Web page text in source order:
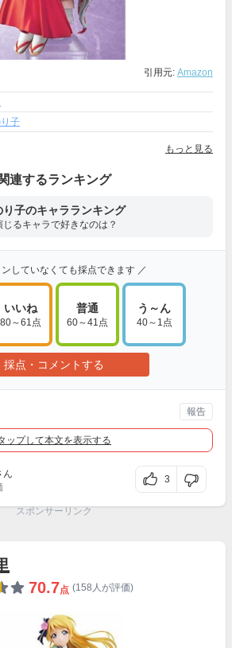
引用元: Amazon
子
もっと見る
連するランキング
子のキャラランキング
じるキャラで好きなのは？
していなくても採点できます ／
いいね
80～61点
普通
60～41点
う～ん
40～1点
採点・コメントする
ップして本文を表示する
ん
3
報告
スポンサーリンク
70.7点 (158人が評価)